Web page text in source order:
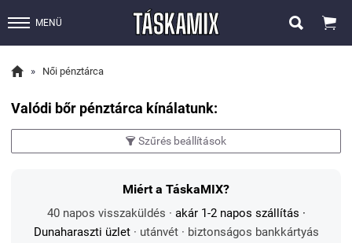
MENÜ  
 » Női pénztárca
Valódi bőr pénztárca kínálatunk:
 Szűrés beállítások
Miért a TáskaMIX?
40 napos visszaküldés · akár 1-2 napos szállítás ·
Dunaharaszti üzlet· utánvét · biztonságos bankkártyás